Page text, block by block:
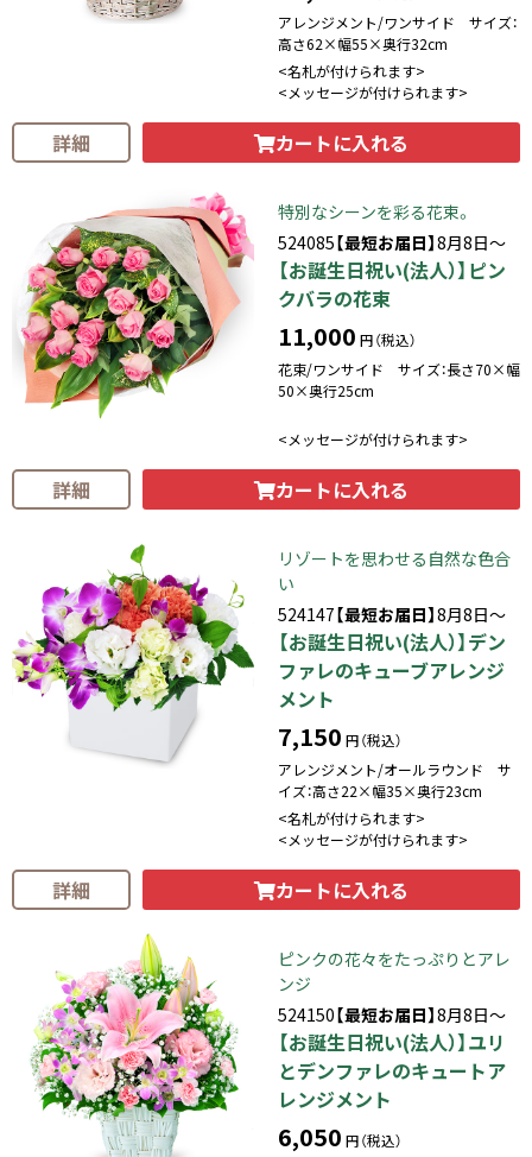
アレンジメント/ワンサイド サイズ：
高さ62×幅55×奥行32cm
<名札が付けられます>
<メッセージが付けられます>
詳細 カートに入れる
特別なシーンを彩る花束。
524085【最短お届日】8月8日～
【お誕生日祝い(法人）】ピン
クバラの花束
11,000 円（税込）
花束/ワンサイド サイズ：長さ70×幅
50×奥行25cm
<メッセージが付けられます>
詳細 カートに入れる
リゾートを思わせる自然な色合
い
524147【最短お届日】8月8日～
【お誕生日祝い(法人）】デン
ファレのキューブアレンジ
メント
7,150 円（税込）
アレンジメント/オールラウンド サ
イズ：高さ22×幅35×奥行23cm
<名札が付けられます>
<メッセージが付けられます>
詳細 カートに入れる
ピンクの花々をたっぷりとアレ
ンジ
524150【最短お届日】8月8日～
【お誕生日祝い(法人）】ユリ
とデンファレのキュートア
レンジメント
6,050 円（税込）